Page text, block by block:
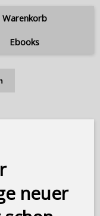
Warenkorb
Ebooks
neuer